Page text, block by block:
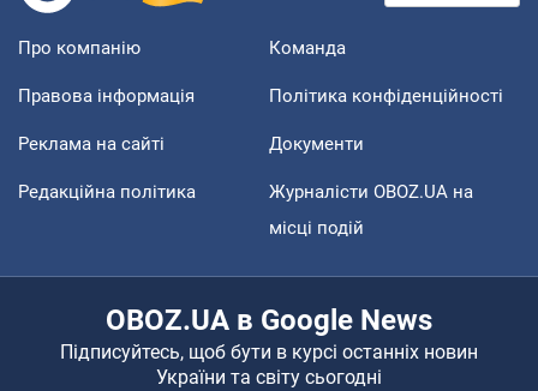
Про компанію Команда
Правова інформація Політика конфіденційності
Реклама на сайті Документи
Редакційна політика
Журналісти OBOZ.UA на
місці подій
OBOZ.UA в Google News
Підписуйтесь, щоб бути в курсі останніх новин
України та світу сьогодні